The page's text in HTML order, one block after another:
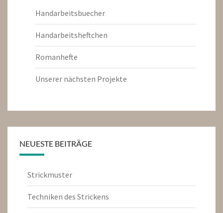
Handarbeitsbuecher
Handarbeitsheftchen
Romanhefte
Unserer nächsten Projekte
NEUESTE BEITRÄGE
Strickmuster
Techniken des Strickens